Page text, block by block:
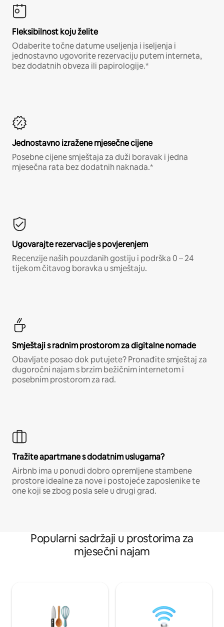
Fleksibilnost koju želite
Odaberite točne datume useljenja i iseljenja i
jednostavno ugovorite rezervaciju putem interneta,
bez dodatnih obveza ili papirologije.*
Jednostavno izražene mjesečne cijene
Posebne cijene smještaja za duži boravak i jedna
mjesečna rata bez dodatnih naknada.*
Ugovarajte rezervacije s povjerenjem
Recenzije naših pouzdanih gostiju i podrška 0 – 24
tijekom čitavog boravka u smještaju.
Smještaji s radnim prostorom za digitalne nomade
Obavljate posao dok putujete? Pronađite smještaj za
dugoročni najam s brzim bežičnim internetom i
posebnim prostorom za rad.
Tražite apartmane s dodatnim uslugama?
Airbnb ima u ponudi dobro opremljene stambene
prostore idealne za nove i postojeće zaposlenike te
one koji se zbog posla sele u drugi grad.
Popularni sadržaji u prostorima za
mjesečni najam